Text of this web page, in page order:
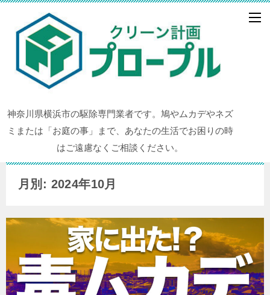
神奈川県横浜市の駆除専門業者です。鳩やムカデやネズ
ミまたは「お庭の事」まで、あなたの生活でお困りの時
はご遠慮なくご相談ください。
月別: 2024年10月